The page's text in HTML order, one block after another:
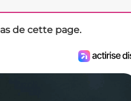
de cette page.